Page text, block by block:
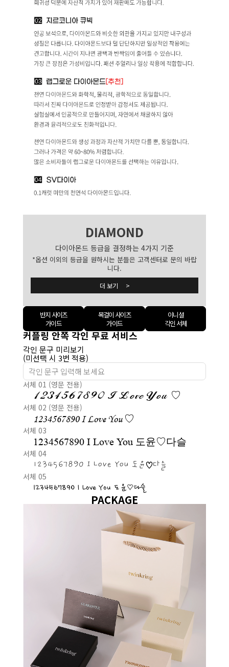
DIAMOND
다이아몬드 등급을 결정하는 4가지 기준
*옵션 이외의 등급을 원하시는 분들은 고객센터로 문의 바랍
니다.
더 보기 >
반지 사이즈
가이드
목걸이 사이즈
가이드
이니셜
각인 서체
커플링 안쪽 각인 무료 서비스
각인 문구 미리보기
(미선택 시 3번 적용)
서체 01 (영문 전용)
1234567890 I Love You ♡
서체 02 (영문 전용)
1234567890 I Love You ♡
서체 03
1234567890 I Love You 도윤♡다슬
서체 04
1234567890 I Love You 도윤♡다슬
서체 05
1234567890 I Love You 도윤♡다슬
PACKAGE